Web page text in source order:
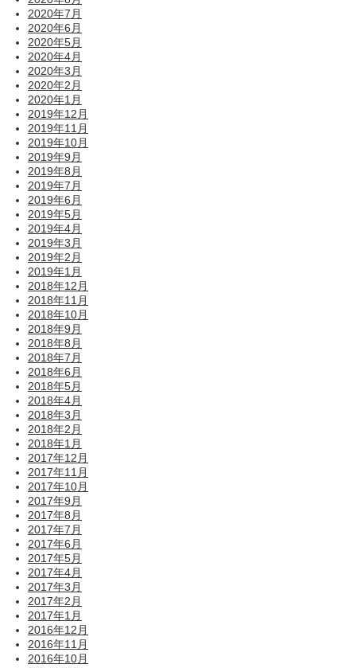
2020年7月
2020年6月
2020年5月
2020年4月
2020年3月
2020年2月
2020年1月
2019年12月
2019年11月
2019年10月
2019年9月
2019年8月
2019年7月
2019年6月
2019年5月
2019年4月
2019年3月
2019年2月
2019年1月
2018年12月
2018年11月
2018年10月
2018年9月
2018年8月
2018年7月
2018年6月
2018年5月
2018年4月
2018年3月
2018年2月
2018年1月
2017年12月
2017年11月
2017年10月
2017年9月
2017年8月
2017年7月
2017年6月
2017年5月
2017年4月
2017年3月
2017年2月
2017年1月
2016年12月
2016年11月
2016年10月